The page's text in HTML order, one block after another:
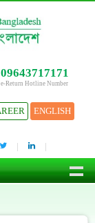
09643717171
e-Return Hotline Number
ENGLISH